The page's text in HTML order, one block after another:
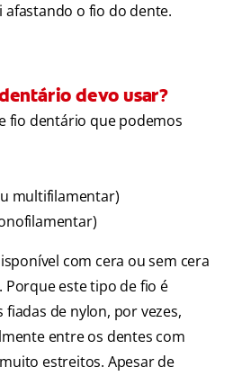
afastando o fio do dente.
devo usar?
fio dentário que podemos
multifilamentar)
com cera ou sem cera
Porque este tipo de fio é
de nylon, por vezes,
entre os dentes com
estreitos. Apesar de